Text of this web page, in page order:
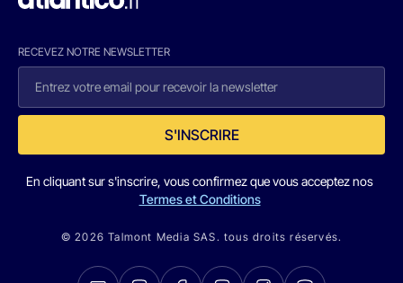
RECEVEZ NOTRE NEWSLETTER
S'INSCRIRE
En cliquant sur s'inscrire, vous confirmez que vous acceptez nos
Termes et Conditions
© 2026 Talmont Media SAS. tous droits réservés.